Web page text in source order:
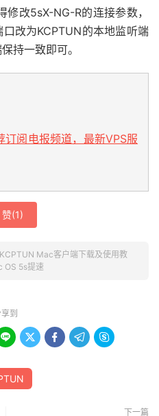
改5sX-NG-R的连接参数，
改为KCPTUN的本地监听端
持一致即可。
订阅电报频道，最新VPS服
赞(1)
KCPTUN Mac客户端下载及使用教
OS 5s提速
到
    
下一篇